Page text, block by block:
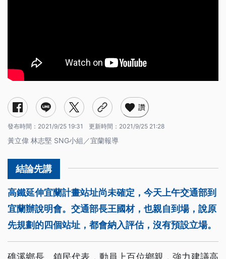
讚
發布時間： 2021/9/25 19:31 更新時間： 2021/9/25 21:28
黃立偉 林志堅 SNG小組／宜蘭報導
高鐵延伸宜蘭計畫站址尚未確定，今天上午交通部到
宜蘭辦說明會。交通部長王國材，也親自到場，說原
先規劃的四個站址，都會納入評估，沒有預設立場。
礁溪鄉長、鎮民代表，動員上百位鄉親，強力建議高